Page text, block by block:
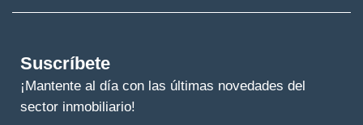
Suscríbete
¡Mantente al día con las últimas novedades del
sector inmobiliario!